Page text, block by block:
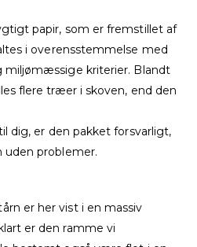
papir, som er fremstillet af
i overensstemmelse med
miljømæssige kriterier. Blandt
flere træer i skoven, end den
dig, er den pakket forsvarligt,
uden problemer.
er her vist i en massiv
er den ramme vi